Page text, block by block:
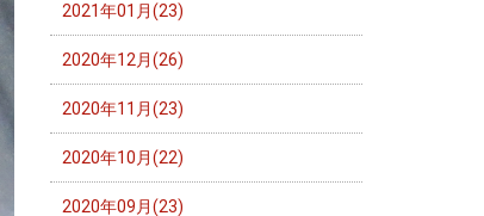
2021年01月(23)
2020年12月(26)
2020年11月(23)
2020年10月(22)
2020年09月(23)